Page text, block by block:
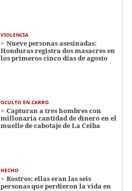
VIOLENCIA
Nueve personas asesinadas:
Honduras registra dos masacres en
los primeros cinco días de agosto
OCULTO EN CARRO
Capturan a tres hombres con
millonaria cantidad de dinero en el
muelle de cabotaje de La Ceiba
HECHO
Rostros: ellas eran las seis
personas que perdieron la vida en